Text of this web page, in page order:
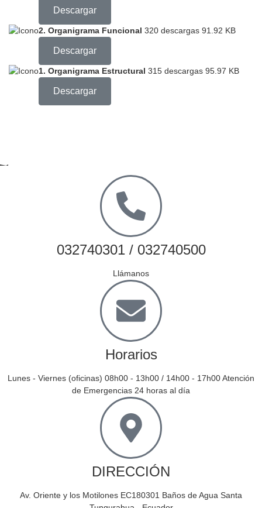
Descargar
2. Organigrama Funcional 320 descargas 91.92 KB
Descargar
1. Organigrama Estructural 315 descargas 95.97 KB
Descargar
032740301 / 032740500
Llámanos
Horarios
Lunes - Viernes (oficinas) 08h00 - 13h00 / 14h00 - 17h00 Atención
de Emergencias 24 horas al día
DIRECCIÓN
Av. Oriente y los Motilones EC180301 Baños de Agua Santa